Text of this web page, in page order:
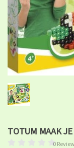
TOTUM MAAK
0